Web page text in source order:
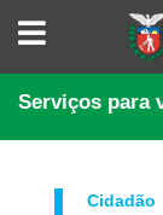
SERVIÇOS
DADOS
Serviços para
Cidadão